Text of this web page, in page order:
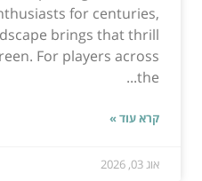
for centuries,
brings that thrill
For players across
the...
קרא עוד »
אוג 03, 2026